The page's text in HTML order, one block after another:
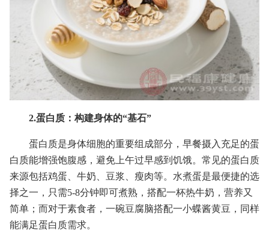
2.蛋白质：构建身体的“基石”
蛋白质是身体细胞的重要组成部分，早餐摄入充足的蛋
白质能增强饱腹感，避免上午过早感到饥饿。常见的蛋白质
来源包括鸡蛋、牛奶、豆浆、瘦肉等。水煮蛋是最便捷的选
择之一，只需5-8分钟即可煮熟，搭配一杯热牛奶，营养又
简单；而对于素食者，一碗豆腐脑搭配一小蝶酱黄豆，同样
能满足蛋白质需求。